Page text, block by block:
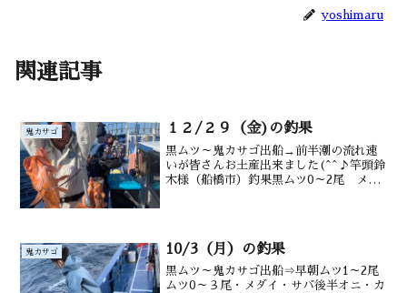
yoshimaru
関連記事
鬼カサゴ １２/２９（金)の釣果
黒ムツ～鬼カサゴ出船→前半潮の流れ速
いが皆さんお土産出来ました(^^♪竿頭鈴
木様（船橋市）釣果黒ムツ0～2尾 メダ
鬼カサゴ 10/3（月）の釣果
黒ムツ～鬼カサゴ出船⇒早朝ムツ1～2尾
ムツ0～３尾・メダイ・サバ後半オニ・カ